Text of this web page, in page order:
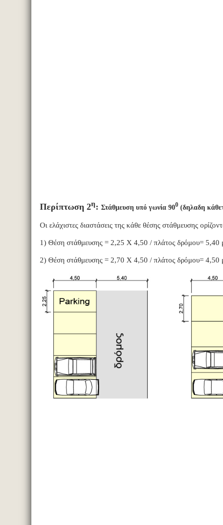
Περίπτωση 2η: Στάθμευση υπό γωνία 900 (δηλαδη
Οι ελάχιστες διαστάσεις της κάθε θέσης στάθμευσης
1) Θέση στάθμευσης = 2,25 Χ 4,50 / πλάτος δρόμου= 5,40
2) Θέση στάθμευσης = 2,70 Χ 4,50 / πλάτος δρόμου= 4,50